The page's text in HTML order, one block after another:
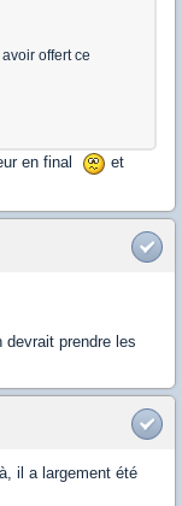
offert ce
en final
et
devrait prendre les
il a largement été